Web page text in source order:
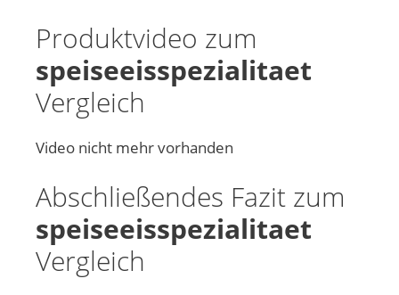
Produktvideo zum
speiseeisspezialitaet
Vergleich
Video nicht mehr vorhanden
Abschließendes Fazit zum
speiseeisspezialitaet
Vergleich